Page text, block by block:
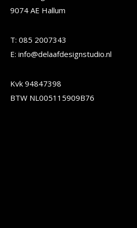
worden
op
productpagina
9074 AE Hallum
T: 085 2007343
E: info@delaafdesignstudio.nl
Kvk 94847398
BTW NL005115909B76